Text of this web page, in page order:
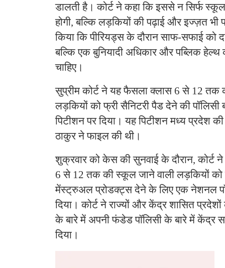
डालती है। कोर्ट ने कहा कि इससे न सिर्फ
होगी, बल्कि लड़कियों की पढ़ाई और इज्ज़त भी
किया कि पीरियड्स के दौरान साफ-सफाई को
बल्कि एक बुनियादी अधिकार और पब्लिक हेल्थ
चाहिए।
सुप्रीम कोर्ट ने यह फैसला क्लास 6 से 12 तक
लड़कियों को फ्री सैनिटरी पैड देने की पॉलिसी
पिटीशन पर दिया। यह पिटीशन मध्य प्रदेश
ठाकुर ने फाइल की थी।
शुक्रवार को केस की सुनवाई के दौरान, कोर्ट
6 से 12 तक की स्कूल जाने वाली लड़कियों को
मेंस्ट्रुअल प्रोडक्ट्स देने के लिए एक नेशनल
दिया। कोर्ट ने राज्यों और केंद्र शासित
के बारे में अपनी फंडेड पॉलिसी के बारे में केंद्र
दिया।